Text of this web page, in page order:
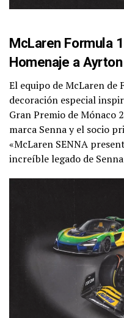
McLaren Formula
Homenaje a
El equipo de McLaren de
decoración especial
Gran Premio de Mónaco
marca Senna y el socio
«McLaren SENNA
increíble legado de